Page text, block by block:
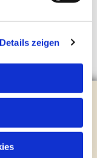
Details zeigen